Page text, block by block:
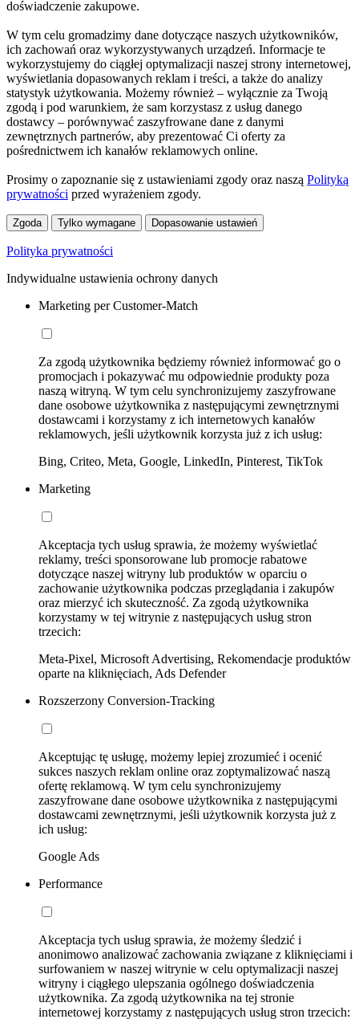
doświadczenie zakupowe.
W tym celu gromadzimy dane dotyczące naszych użytkowników,
ich zachowań oraz wykorzystywanych urządzeń. Informacje te
wykorzystujemy do ciągłej optymalizacji naszej strony internetowej,
wyświetlania dopasowanych reklam i treści, a także do analizy
statystyk użytkowania. Możemy również – wyłącznie za Twoją
zgodą i pod warunkiem, że sam korzystasz z usług danego
dostawcy – porównywać zaszyfrowane dane z danymi
zewnętrznych partnerów, aby prezentować Ci oferty za
pośrednictwem ich kanałów reklamowych online.
Prosimy o zapoznanie się z ustawieniami zgody oraz naszą Polityką
prywatności przed wyrażeniem zgody.
Zgoda Tylko wymagane Dopasowanie ustawień
Polityka prywatności
Indywidualne ustawienia ochrony danych
Marketing per Customer-Match
Za zgodą użytkownika będziemy również informować go o
promocjach i pokazywać mu odpowiednie produkty poza
naszą witryną. W tym celu synchronizujemy zaszyfrowane
dane osobowe użytkownika z następującymi zewnętrznymi
dostawcami i korzystamy z ich internetowych kanałów
reklamowych, jeśli użytkownik korzysta już z ich usług:
Bing, Criteo, Meta, Google, LinkedIn, Pinterest, TikTok
Marketing
Akceptacja tych usług sprawia, że możemy wyświetlać
reklamy, treści sponsorowane lub promocje rabatowe
dotyczące naszej witryny lub produktów w oparciu o
zachowanie użytkownika podczas przeglądania i zakupów
oraz mierzyć ich skuteczność. Za zgodą użytkownika
korzystamy w tej witrynie z następujących usług stron
trzecich:
Meta-Pixel, Microsoft Advertising, Rekomendacje produktów
oparte na kliknięciach, Ads Defender
Rozszerzony Conversion-Tracking
Akceptując tę usługę, możemy lepiej zrozumieć i ocenić
sukces naszych reklam online oraz zoptymalizować naszą
ofertę reklamową. W tym celu synchronizujemy
zaszyfrowane dane osobowe użytkownika z następującymi
dostawcami zewnętrznymi, jeśli użytkownik korzysta już z
ich usług:
Google Ads
Performance
Akceptacja tych usług sprawia, że możemy śledzić i
anonimowo analizować zachowania związane z kliknięciami i
surfowaniem w naszej witrynie w celu optymalizacji naszej
witryny i ciągłego ulepszania ogólnego doświadczenia
użytkownika. Za zgodą użytkownika na tej stronie
internetowej korzystamy z następujących usług stron trzecich: